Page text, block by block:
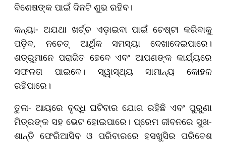
ବିଶେଷଙ୍କ ପାଇଁ ଦିନଟି ଶୁଭ ରହିବ।
କନ୍ୟା- ଅଯଥା ଖର୍ଚ୍ଚ ଏଡ଼ାଇବା ପାଇଁ ଚେଷ୍ଟା କରିବାକୁ
ପଡ଼ିବ, ନଚେତ୍ ଆର୍ଥିକ ସମସ୍ୟା ଦେଖାଦେଇପାରେ।
ଶତ୍ରୁମାନେ ପରାଜିତ ହେବେ ଏବଂ ଆପଣଙ୍କ କାର୍ଯ୍ୟରେ
ସଫଳତା ପାଇବେ। ସ୍ୱାସ୍ଥ୍ୟ ସାମାନ୍ୟ କୋହଳ
ରହିପାରେ।
ତୁଳା- ଆୟରେ ବୃଦ୍ଧି ଘଟିବାର ଯୋଗ ରହିଛି ଏବଂ ପୁରୁଣା
ମିତ୍ରଙ୍କ ସହ ଭେଟ ହୋଇପାରେ। ପ୍ରେମ ଜୀବନରେ ସୁଖ-
ଶାନ୍ତି ଫେରିଆସିବ ଓ ପରିବାରରେ ହସଖୁସିର ପରିବେଶ